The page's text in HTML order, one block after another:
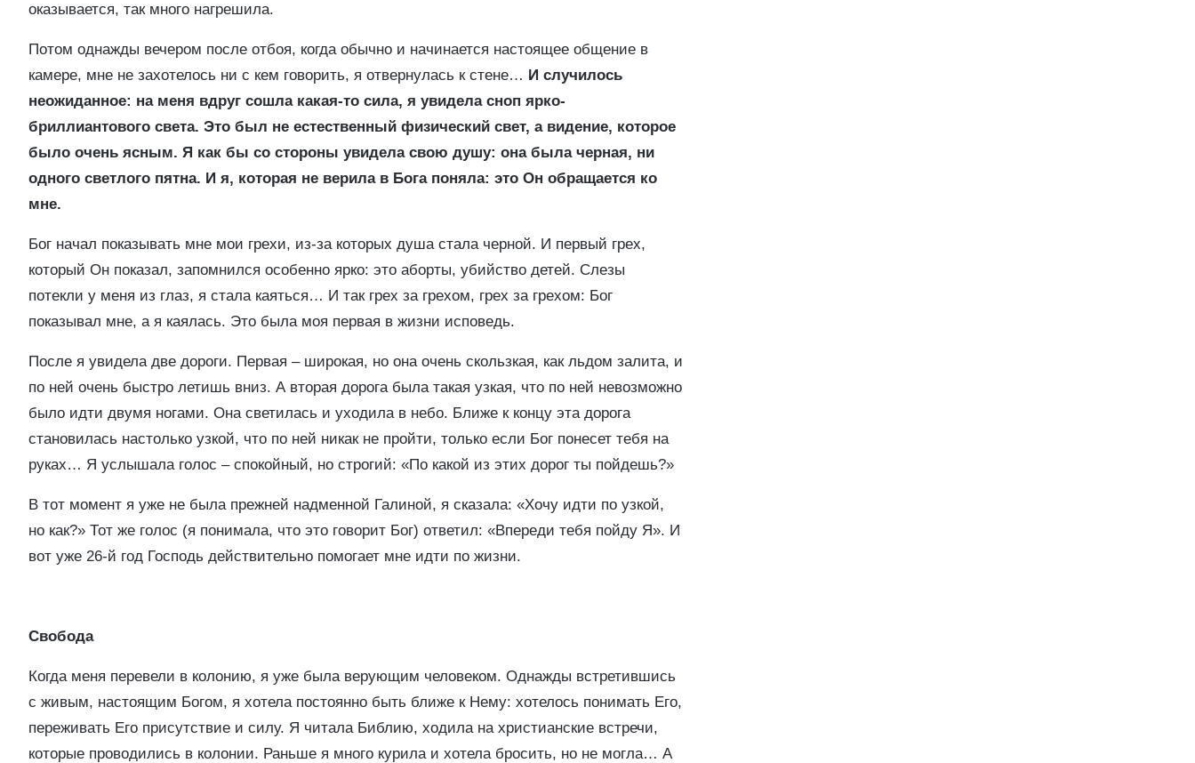
оказывается, так много нагрешила.
Потом однажды вечером после отбоя, когда обычно и начинается настоящее общение в
камере, мне не захотелось ни с кем говорить, я отвернулась к стене… И случилось
неожиданное: на меня вдруг сошла какая-то сила, я увидела сноп ярко-
бриллиантового света. Это был не естественный физический свет, а видение, которое
было очень ясным. Я как бы со стороны увидела свою душу: она была черная, ни
одного светлого пятна. И я, которая не верила в Бога поняла: это Он обращается ко
мне.
Бог начал показывать мне мои грехи, из-за которых душа стала черной. И первый грех,
который Он показал, запомнился особенно ярко: это аборты, убийство детей. Слезы
потекли у меня из глаз, я стала каяться… И так грех за грехом, грех за грехом: Бог
показывал мне, а я каялась. Это была моя первая в жизни исповедь.
После я увидела две дороги. Первая – широкая, но она очень скользкая, как льдом залита, и
по ней очень быстро летишь вниз. А вторая дорога была такая узкая, что по ней невозможно
было идти двумя ногами. Она светилась и уходила в небо. Ближе к концу эта дорога
становилась настолько узкой, что по ней никак не пройти, только если Бог понесет тебя на
руках… Я услышала голос – спокойный, но строгий: «По какой из этих дорог ты пойдешь?»
В тот момент я уже не была прежней надменной Галиной, я сказала: «Хочу идти по узкой,
но как?» Тот же голос (я понимала, что это говорит Бог) ответил: «Впереди тебя пойду Я». И
вот уже 26-й год Господь действительно помогает мне идти по жизни.
Свобода
Когда меня перевели в колонию, я уже была верующим человеком. Однажды встретившись
с живым, настоящим Богом, я хотела постоянно быть ближе к Нему: хотелось понимать Его,
переживать Его присутствие и силу. Я читала Библию, ходила на христианские встречи,
которые проводились в колонии. Раньше я много курила и хотела бросить, но не могла… А